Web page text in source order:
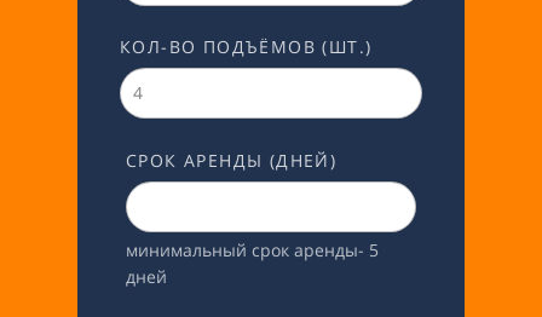
КОЛ-ВО ПОДЪЁМОВ (ШТ.)
СРОК АРЕНДЫ (ДНЕЙ)
минимальный срок аренды- 5
дней